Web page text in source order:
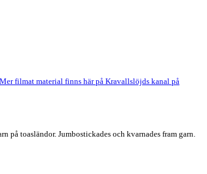
Mer filmat material finns här på Kravallslöjds kanal på
på toasländor. Jumbostickades och kvarnades fram garn.